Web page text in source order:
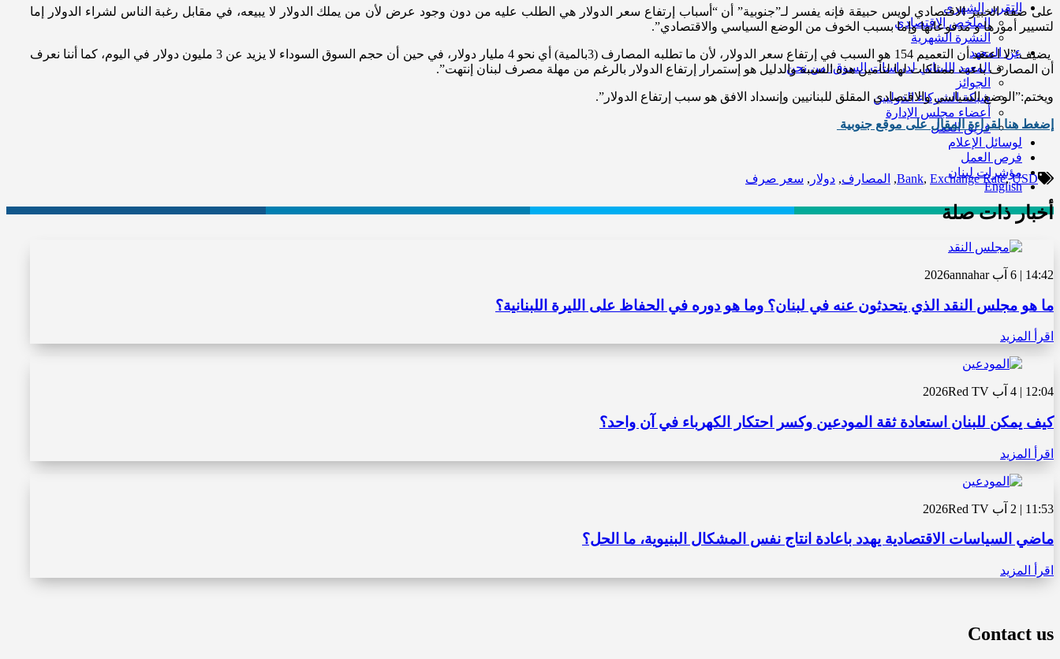
التقرير الشهري
الملخص الاقتصادي
النشرة الشهرية
عن المعهد
المعهد اللبناني لدراسات السوق: من نحن
الجوائز
شبكة الشركاء الدوليين
أعضاء مجلس الإدارة
فريق العمل
لوسائل الإعلام
فرص العمل
مؤشرات لبنان
English
على ضفة الخبير الاقتصادي لويس حبيقة فإنه يفسر لـ”جنوبية” أن “أسباب إرتفاع سعر الدولار هي الطلب عليه من دون وجود عرض لأن من يملك الدولار لا يبيعه، في مقابل رغبة الناس لشراء الدولار إما
لتسيير أمورها و مدفوعاتها وإما بسبب الخوف من الوضع السياسي والاقتصادي”.
يضيف:”لا اعتقد أن التعميم 154 هو السبب في إرتفاع سعر الدولار، لأن ما تطلبه المصارف (3بالمية) أي نحو 4 مليار دولار، في حين أن حجم السوق السوداء لا يزيد عن 3 مليون دولار في اليوم، كما أننا نعرف
أن المصارف باعت ممتلكات لها لتأمين هذه النسبة والدليل هو إستمرار إرتفاع الدولار بالرغم من مهلة مصرف لبنان إنتهت”.
ويختم:”الوضع السياسي والاقتصادي المقلق للبنانيين وإنسداد الافق هو سبب إرتفاع الدولار”.
إضغط هنا لقراءة المقال على موقع جنوبية
Bank, Exchange Rate,USD
, المصارف, دولار , سعر صرف
أخبار ذات صلة
14:42 | 6 آب 2026 annahar
ما هو مجلس النقد الذي يتحدثون عنه في لبنان؟ وما هو دوره في الحفاظ على الليرة اللبنانية؟
اقرأ المزيد
12:04 | 4 آب 2026 Red TV
كيف يمكن للبنان استعادة ثقة المودعين وكسر احتكار الكهرباء في آن واحد؟
اقرأ المزيد
11:53 | 2 آب 2026 Red TV
ماضي السياسات الاقتصادية يهدد باعادة انتاج نفس المشكال البنيوية، ما الحل؟
اقرأ المزيد
Contact us